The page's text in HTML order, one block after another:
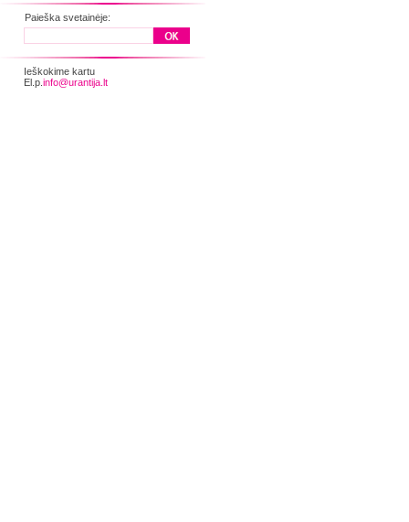
Paieška svetainėje:
Ieškokime kartu
El.p. info@urantija.lt